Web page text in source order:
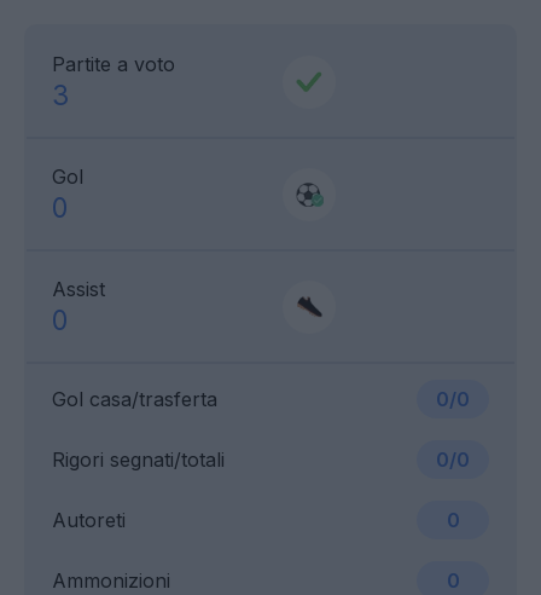
Partite a voto
3
Gol
0
Assist
0
Gol casa/trasferta 0/0
Ammonizioni 0
Rigori segnati/totali 0/0
Autoreti 0